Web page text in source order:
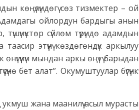
көңүлүндөгү сөз тизмектер – ой
Адамдагы ойлордун бардыгы анын
сүйлөм түрүндө адамдын
этүүнү көздөгөндүк аркылуу
мындан аркы өңүтү барыдан
бет алат”. Окумуштуулар бүгүнкү
жана маанилүү асыл мурасты